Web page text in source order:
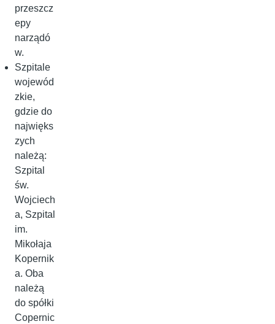
przeszcz
epy
narządó
w.
Szpitale
wojewód
zkie,
gdzie do
najwięks
zych
należą:
Szpital
św.
Wojciech
a, Szpital
im.
Mikołaja
Kopernik
a. Oba
należą
do spółki
Copernic